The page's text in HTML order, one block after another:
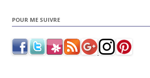
POUR ME SUIVRE